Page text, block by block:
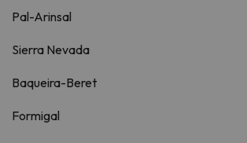
Pal-Arinsal
Sierra Nevada
Baqueira-Beret
Formigal